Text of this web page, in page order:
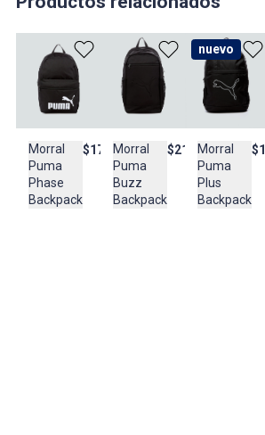
País de origen:
Importador:
WORKOUT INC
Cuidado y Lavado
No utilizar lavadora
No secar directamente al sol
No utilizar maquinas de secado
Composición:
Morral
Puma
Phase
Backpack
$177.900
Morral
Puma
Buzz
Backpack
$214.950
nuevo
Morral
Puma
Plus
Backpack